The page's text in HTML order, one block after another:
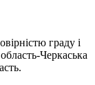
граду і
Черкаська